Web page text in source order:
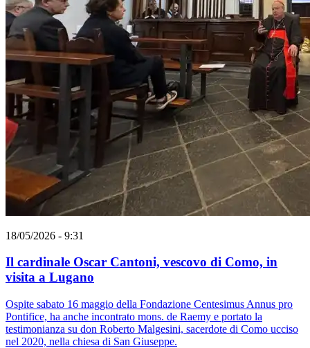
18/05/2026 - 9:31
Il cardinale Oscar Cantoni, vescovo di Como, in
visita a Lugano
Ospite sabato 16 maggio della Fondazione Centesimus Annus pro
Pontifice, ha anche incontrato mons. de Raemy e portato la
testimonianza su don Roberto Malgesini, sacerdote di Como ucciso
nel 2020, nella chiesa di San Giuseppe.